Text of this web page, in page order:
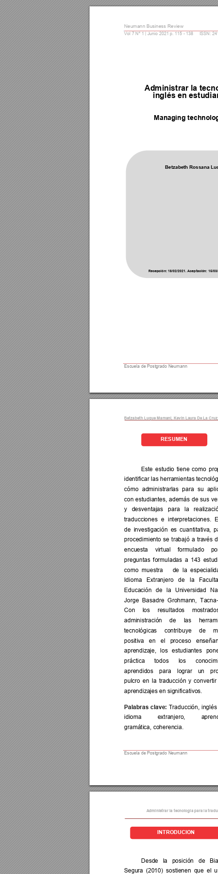
Neumann Business Review
Vol 7 N° 1 | Junio 2021 p. 115 - 138     ISSN:
Escuela de Postgrado Neumann
Administrar la
inglés en estudi
Managing techno
Betzabeth Rossana Lu
Recepción: 18/02/2021. Aceptación: 15/
Betzabeth Luque Mamani, Kevin Laura De La
Escuela de Postgrado Neumann
RESUMEN
Este estudio tiene como
identificar las herramientas
cómo administrarlas para su
con estudiantes, además de sus
y
desventajas para la
traducciones e interpretaciones.
de investigación es cuantitativa,
procedimiento se trabajó a través
encuesta
virtual formulado
preguntas formuladas a 143
como  muestra
    de
la
Idioma
Extranjero de la Facu
Educación de la Universidad
Jorge Basadre Grohmann,
Con
los resultados
administración
de las he
tecnológicas
contribuye de
positiva
en el proceso
aprendizaje, los estudiantes
práctica
todos los
aprendidos
para lograr un
pulcro en la traducción y convertir
aprendizajes en significativos.
Palabras clave: Traducción, inglés
idioma
extranjero,
gramática, coherencia.
Administrar la tecnología para la
INTRODUCIÓN
Desde la posición de
Segura (2010) sostienen que el